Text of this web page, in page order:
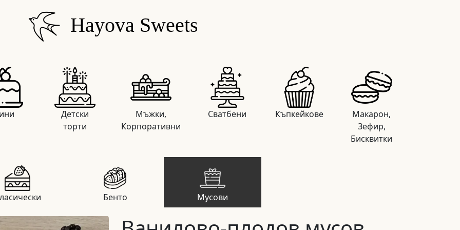
Hayova Sweets
Детски
торти
Мъжки,
Корпоративни
Сватбени Къпкейкове
Макарон,
Зефир,
Бисквитки
Бенто Мусови